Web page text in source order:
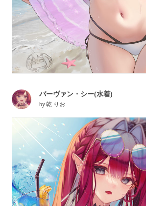
バーヴァン・シー(水着)
by乾 りお